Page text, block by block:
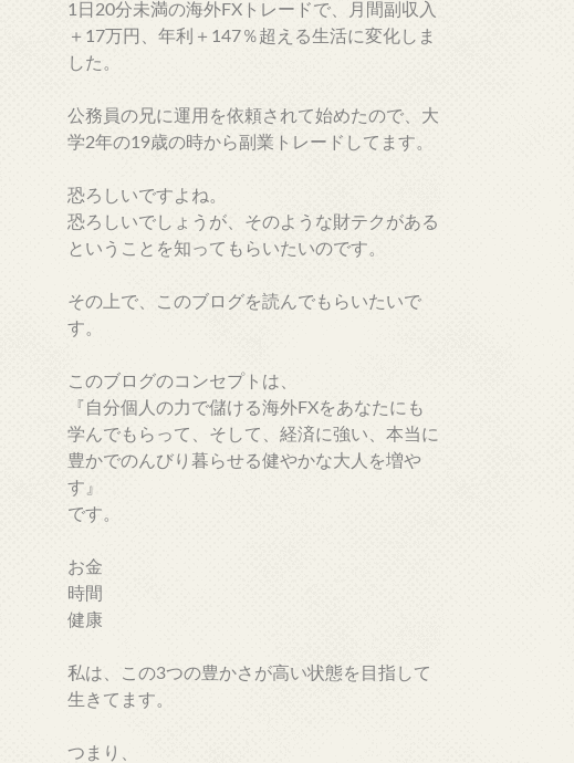
1日20分未満の海外FXトレードで、月間副収入
＋17万円、年利＋147％超える生活に変化しま
した。
公務員の兄に運用を依頼されて始めたので、大
学2年の19歳の時から副業トレードしてます。
恐ろしいですよね。
恐ろしいでしょうが、そのような財テクがある
ということを知ってもらいたいのです。
その上で、このブログを読んでもらいたいで
す。
このブログのコンセプトは、
『自分個人の力で儲ける海外FXをあなたにも
学んでもらって、そして、経済に強い、本当に
豊かでのんびり暮らせる健やかな大人を増や
す』
です。
お金
時間
健康
私は、この3つの豊かさが高い状態を目指して
生きてます。
つまり、